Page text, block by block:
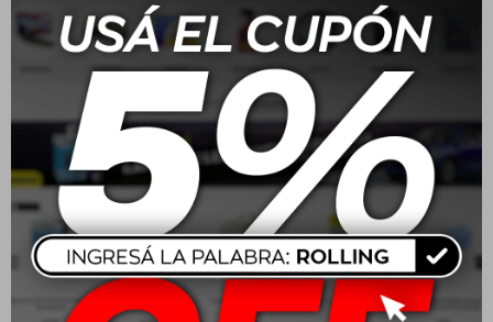
Cobril Agua Destilada 5L
Cobril Agua Radiador 5L
- Roja
$241
Aerosoles
Estética automotriz
Accesorios
Baterías